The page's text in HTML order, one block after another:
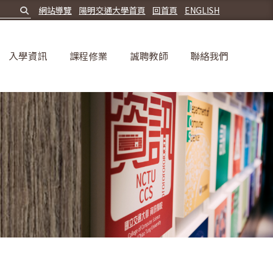
ENGLISH
回首頁
陽明交通大學首頁
網站導覽
入學資訊 課程修業 誠聘教師 聯絡我們